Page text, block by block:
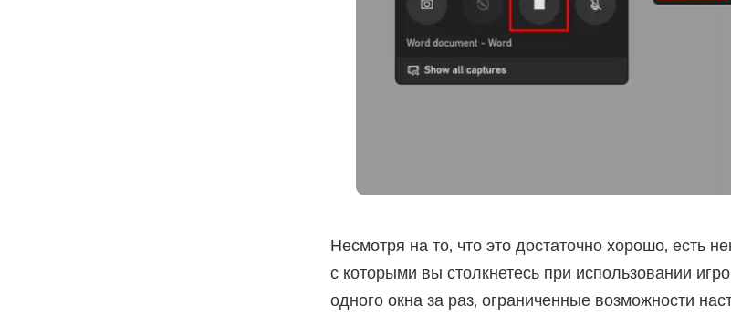
Несмотря на то, что это достаточно хорошо, есть
с которыми вы столкнетесь при использовании
одного окна за раз, ограниченные возможности
Пожалуйста, введите адрес
электронной почты.
Отправить